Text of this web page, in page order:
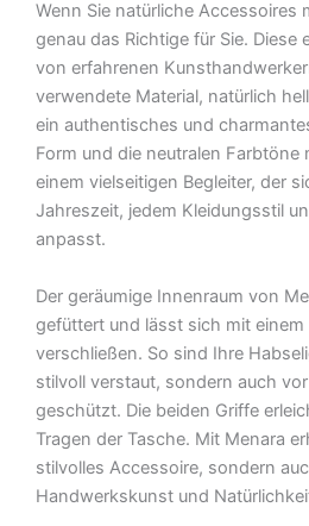
Wenn Sie natürliche Accessoires
genau das Richtige für Sie. Diese
von erfahrenen
verwendete Material, natürlich
ein authentisches und
Form und die neutralen Farbtöne
einem vielseitigen Begleiter, der
Jahreszeit, jedem Kleidungsstil
anpasst.
Der geräumige Innenraum von
gefüttert und lässt sich mit
verschließen. So sind Ihre
stilvoll verstaut, sondern auch
geschützt. Die beiden Griffe
Tragen der Tasche. Mit Menara
stilvolles Accessoire, sondern
Handwerkskunst und